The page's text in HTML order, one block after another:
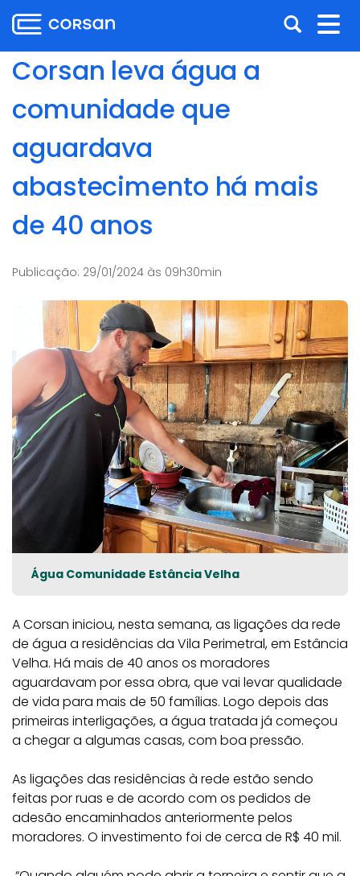
para
o
conteúdo
para
menu
para
busca
para
o
conteúdo
Abrir
a
Corsan leva água a
comunidade que
aguardava
abastecimento há mais
de 40 anos
Publicação: 29/01/2024 às 09h30min
Água Comunidade Estância Velha
A Corsan iniciou, nesta semana, as ligações da rede
de água a residências da Vila Perimetral, em Estância
Velha. Há mais de 40 anos os moradores
aguardavam por essa obra, que vai levar qualidade
de vida para mais de 50 famílias. Logo depois das
primeiras interligações, a água tratada já começou
a chegar a algumas casas, com boa pressão.
As ligações das residências à rede estão sendo
feitas por ruas e de acordo com os pedidos de
adesão encaminhados anteriormente pelos
moradores. O investimento foi de cerca de R$ 40 mil.